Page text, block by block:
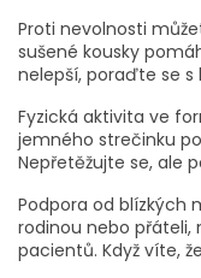
Proti nevolnosti
sušené kousky
nelepší, poraďte se
Fyzická aktivita ve
jemného strečinku
Nepřetěžujte se, ale
Podpora od blízkých
rodinou nebo přáteli,
pacientů. Když víte,